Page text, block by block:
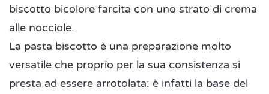
biscotto bicolore farcita con uno strato di crema
alle nocciole.
La pasta biscotto è una preparazione molto
versatile che proprio per la sua consistenza si
presta ad essere arrotolata: è infatti la base del